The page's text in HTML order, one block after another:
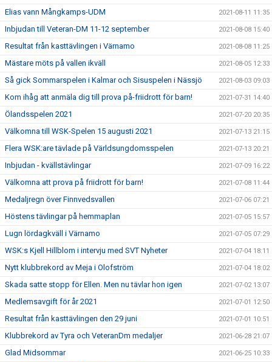
Elias vann Mångkamps-UDM 2021-08-11 11:35
Inbjudan till Veteran-DM 11-12 september 2021-08-08 15:40
Resultat från kasttävlingen i Värnamo 2021-08-08 11:25
Mästare möts på vallen ikväll 2021-08-05 12:33
Så gick Sommarspelen i Kalmar och Sisuspelen i Nässjö 2021-08-03 09:03
Kom ihåg att anmäla dig till prova på-friidrott för barn! 2021-07-31 14:40
Ölandsspelen 2021 2021-07-20 20:35
Välkomna till WSK-Spelen 15 augusti 2021 2021-07-13 21:15
Flera WSK:are tävlade på Världsungdomsspelen 2021-07-13 20:21
Inbjudan - kvällstävlingar 2021-07-09 16:22
Välkomna att prova på friidrott för barn! 2021-07-08 11:44
Medaljregn över Finnvedsvallen 2021-07-06 07:21
Höstens tävlingar på hemmaplan 2021-07-05 15:57
Lugn lördagkväll i Värnamo 2021-07-05 07:29
WSK:s Kjell Hillblom i intervju med SVT Nyheter 2021-07-04 18:11
Nytt klubbrekord av Meja i Olofström 2021-07-04 18:02
Skada satte stopp för Ellen. Men nu tävlar hon igen 2021-07-02 13:07
Medlemsavgift för år 2021 2021-07-01 12:50
Resultat från kasttävlingen den 29 juni 2021-07-01 10:51
Klubbrekord av Tyra och VeteranDm medaljer 2021-06-28 21:07
Glad Midsommar 2021-06-25 10:33